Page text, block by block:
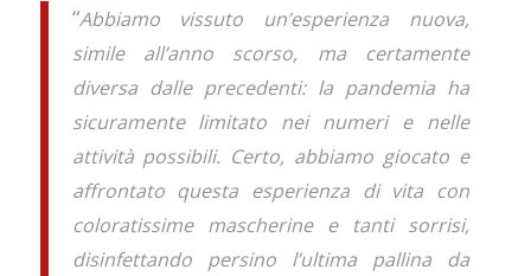
“Abbiamo vissuto un’esperienza nuova,
simile all’anno scorso, ma certamente
diversa dalle precedenti: la pandemia ha
sicuramente limitato nei numeri e nelle
attività possibili. Certo, abbiamo giocato e
affrontato questa esperienza di vita con
coloratissime mascherine e tanti sorrisi,
disinfettando persino l’ultima pallina da